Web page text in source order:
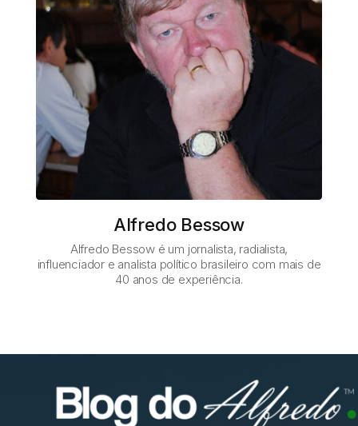
Alfredo Bessow
Alfredo Bessow é um jornalista, radialista,
influenciador e analista político brasileiro com mais de
40 anos de experiência.